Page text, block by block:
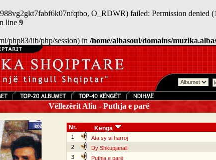
O_RDWR) failed: Permission denied
line 9
php83/lib/php/session) in /home/albasoul/domains/
Vëllezërit Aliu - Puthja e parë
Nr. Kënga
1 Ata sy si harroj
2
Dy Shkupjanali
3
Puthja e parë